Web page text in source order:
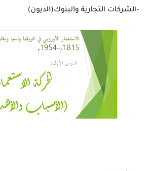
-الشركات التجارية والبنوك(الديون)